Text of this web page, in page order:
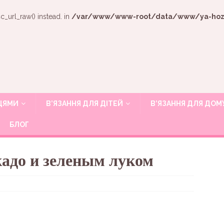
instead. in /var/www/www-root/data/www/ya-
В’ЯЗАННЯ ДЛЯ ДІТЕЙ В’ЯЗАННЯ ДЛЯ
БЛОГ
и зеленым луком